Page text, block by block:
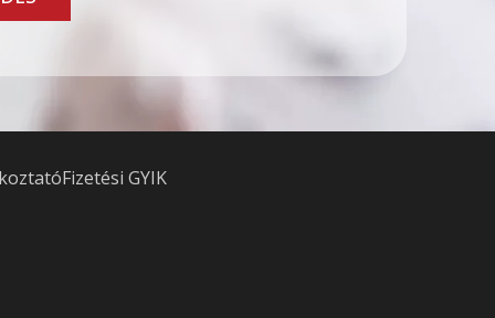
Fizetési GYIK